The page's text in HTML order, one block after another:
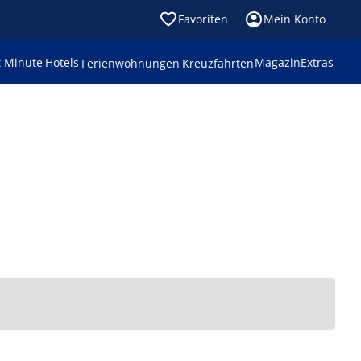
Favoriten Mein Konto
Minute Hotels Ferienwohnungen KreuzfahrtenMagazinExtras